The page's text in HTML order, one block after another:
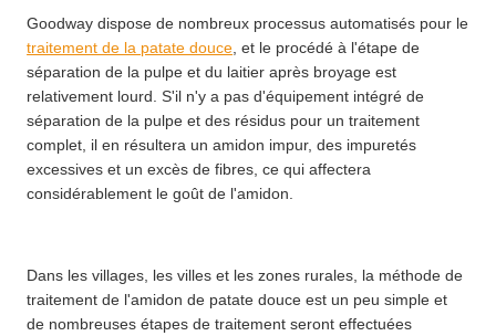
Goodway dispose de nombreux processus automatisés pour le
traitement de la patate douce , et le procédé à l'étape de
séparation de la pulpe et du laitier après broyage est
relativement lourd. S'il n'y a pas d'équipement intégré de
séparation de la pulpe et des résidus pour un traitement
complet, il en résultera un amidon impur, des impuretés
excessives et un excès de fibres, ce qui affectera
considérablement le goût de l'amidon.
Dans les villages, les villes et les zones rurales, la méthode de
traitement de l'amidon de patate douce est un peu simple et
de nombreuses étapes de traitement seront effectuées